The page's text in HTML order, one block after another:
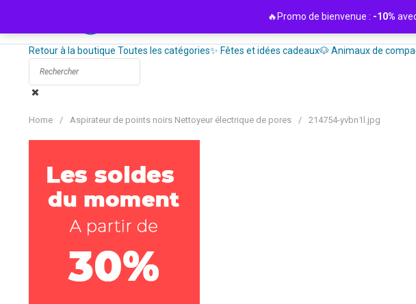
contenu
Retour à la boutique Toutes les catégories✨ Fêtes et idées cadeaux🐶 Animaux de
Home / Aspirateur de points noirs Nettoyeur électrique de pores / 214754-yvbn1l.jpg
🔥Promo de bienvenue : -10%